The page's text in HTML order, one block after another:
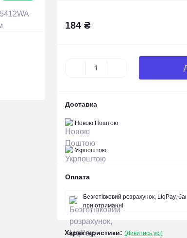
184 ₴
Доставка
Новою Поштою
Укрпоштою
Оплата
Безготівковий розрахунок, LiqPay,
при отриманні
Характеристики: (Дивитись усі)